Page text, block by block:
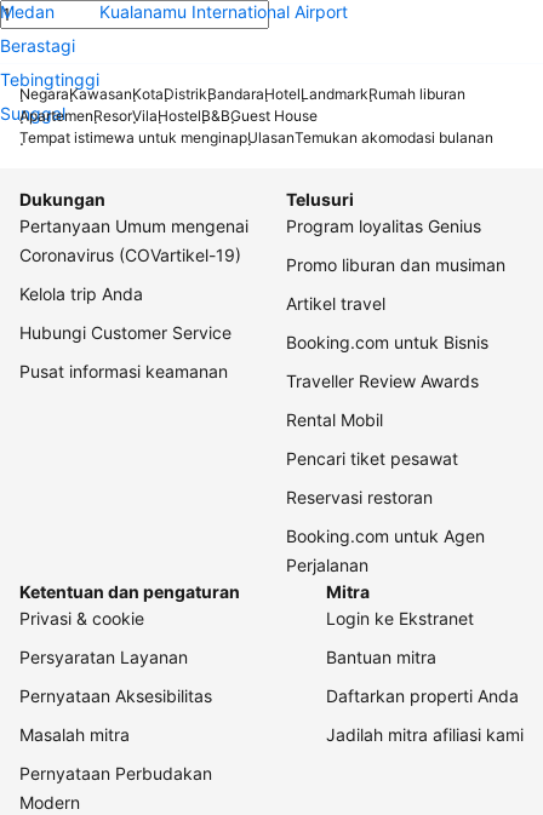
Medan
Berastagi
Tebingtinggi
Sunggal
Kualanamu International Airport
NegaraKawasanKotaDistrikBandaraHotelLandmarkRumah liburan
ApartemenResorVilaHostelB&BGuest House
Tempat istimewa untuk menginapUlasanTemukan akomodasi bulanan
Dukungan
Pertanyaan Umum mengenai
Coronavirus (COVartikel-19)
Kelola trip Anda
Hubungi Customer Service
Pusat informasi keamanan
Telusuri
Program loyalitas Genius
Promo liburan dan musiman
Artikel travel
Booking.com untuk Bisnis
Traveller Review Awards
Rental Mobil
Pencari tiket pesawat
Reservasi restoran
Booking.com untuk Agen
Perjalanan
Ketentuan dan pengaturan
Privasi & cookie
Persyaratan Layanan
Pernyataan Aksesibilitas
Masalah mitra
Pernyataan Perbudakan
Modern
Mitra
Login ke Ekstranet
Bantuan mitra
Daftarkan properti Anda
Jadilah mitra afiliasi kami